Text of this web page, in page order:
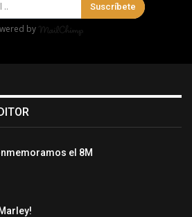
Suscríbete
by
el 8M